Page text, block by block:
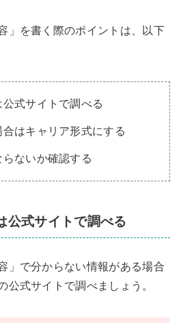
」を書く際のポイントは、以下
式サイトで調べる
はキャリア形式にする
ないか確認する
公式サイトで調べる
」で分からない情報がある場合
公式サイトで調べましょう。